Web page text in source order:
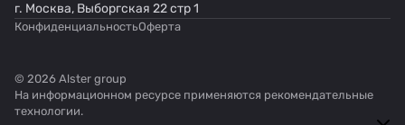
г. Москва, Выборгская 22 стр 1
КонфиденциальностьОферта
© 2026 Alster group
На информационном ресурсе применяются рекомендательные
технологии.